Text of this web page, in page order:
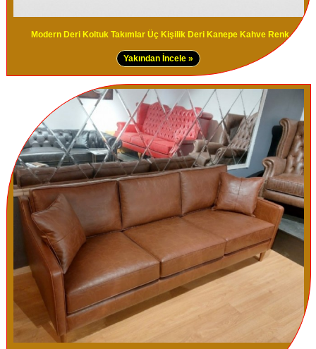
Modern Deri Koltuk Takımlar Üç Kişilik Deri Kanepe Kahve Renk
Yakından İncele »